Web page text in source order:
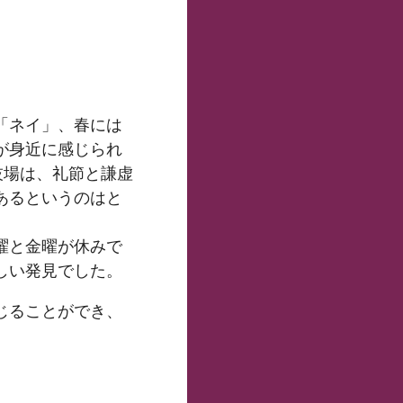
ネイ」、春には
身近に感じられ
は、礼節と謙虚
るというのはと
と金曜が休みで
発見でした。
ことができ、